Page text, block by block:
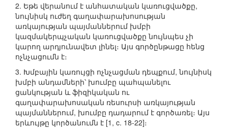
2. Եթե վերանում է անհատական կառուցվածքը,
նույնիսկ ուժեղ գաղափարախոսության
առկայության պայմաններում խմբի
կազմակերպչական կառուցվածքը նույնպես չի
կարող արդյունավետ լինել։ Այս գործընթացը հենց
ոչնչացումն է։
3. Խմբային կառույցի ոչնչացման դեպքում, նույնիսկ
խմբի անդամների՝ խումբը պահպանելու
ցանկության և ֆիզիկական ու
գաղափարախոսական ռեսուրսի առկայության
պայմաններում, խումբը դադարում է գործառել։ Այս
երևույթը կործանումն է [1, c. 18-22]։